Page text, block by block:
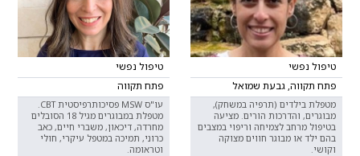
טיפול נפשי
פתח תקווה, גבעת שמואל
מטפלת בילדים (תרפיה במשחק),
מבוגרים, והדרכות הורים. מציעה
בטיפול מרחב לצמיחה וריפוי במצבים
בהם ילד או מבוגר חווים מצוקה
וקושי.
טיפול נפשי
פתח תקווה
מטפלת במבוגרים מגיל 18 הסובלים
מחרדה, דיכאון, משברי חיים, כאב
כרוני, תמיכה במטפל עיקרי, חולי
וטראומה.